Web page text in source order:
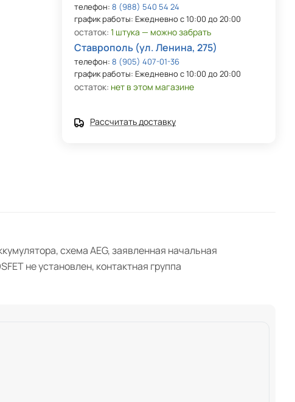
телефон:8 (988) 540 54 24
график работы: Ежедневно с 10:00 до 20:00
остаток:1 штука — можно забрать
Ставрополь (ул. Ленина, 275)
телефон:8 (905) 407-01-36
график работы: Ежедневно с 10:00 до 20:00
остаток: нет в этом магазине
Рассчитать доставку
схема AEG, заявленная начальная
не установлен, контактная группа